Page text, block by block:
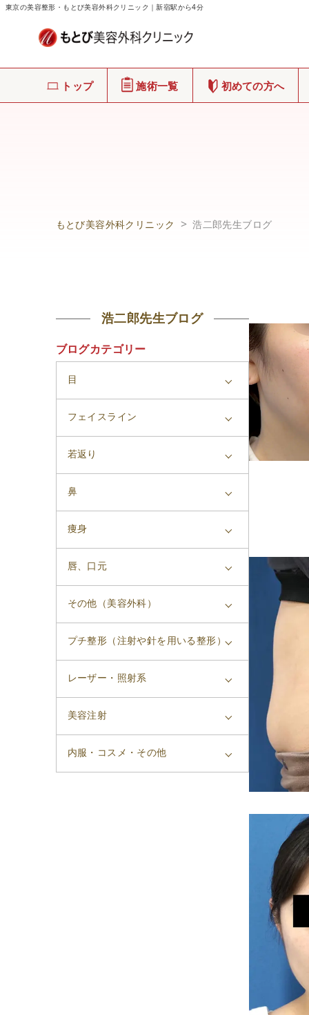
東京の美容整形・もとび美容外科クリニック｜新宿駅から4分
トップ 施術一覧 初めての方へ
もとび美容外科クリニック 浩二郎先生ブログ
浩二郎先生ブログ
ブログカテゴリー
目
フェイスライン
若返り
鼻
痩身
唇、口元
その他（美容外科）
プチ整形（注射や針を用いる整形）
レーザー・照射系
美容注射
内服・コスメ・その他